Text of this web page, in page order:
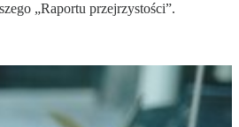
„Raportu przejrzystości”.